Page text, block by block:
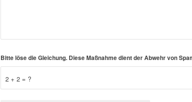
2 + 2 = ?
Bitte löse die Gleichung. Diese Maßnahme dient der Abwehr von